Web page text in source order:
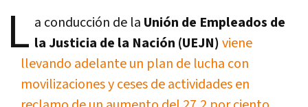
L a conducción de la Unión de Empleados de
la Justicia de la Nación (UEJN)viene
llevando adelante un plan de lucha con
movilizaciones y ceses de actividades en